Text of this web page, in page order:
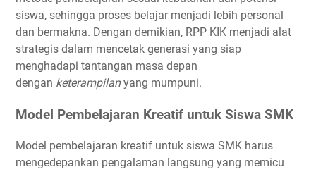
siswa, sehingga proses belajar menjadi lebih personal
dan bermakna. Dengan demikian, RPP KIK menjadi alat
strategis dalam mencetak generasi yang siap
menghadapi tantangan masa depan
dengan keterampilanyang mumpuni.
Model Pembelajaran Kreatif untuk Siswa SMK
Model pembelajaran kreatif untuk siswa SMK harus
mengedepankan pengalaman langsung yang memicu